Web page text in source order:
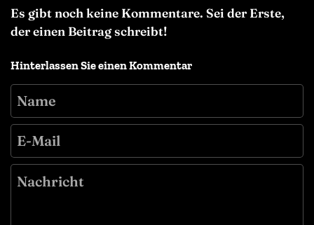
Es gibt noch keine Kommentare. Sei der Erste,
der einen Beitrag schreibt!
Hinterlassen Sie einen Kommentar
Name
E-Mail
Nachricht